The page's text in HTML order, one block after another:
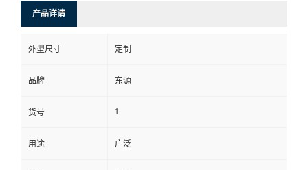
产品详请
外型尺寸 定制
品牌 东源
货号 1
用途 广泛